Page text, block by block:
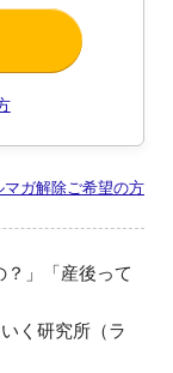
マガ解除ご希望の方
？」「産後って
く研究所（ラ